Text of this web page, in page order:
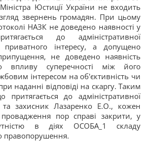
Юстиції України не входить
звернень громадян. При цьому
НАЗК не доведено наявності у
до адміністративної
приватного інтересу, а допущено
не доведено наявність
впливу суперечності між його
інтересом на об'єктивність чи
наданні відповіді на скаргу. Таким
до адміністративної
та захисник Лазаренко Е.О., кожен
пор справі закрити, у
в діях ОСОБА_1 складу
правопорушення.